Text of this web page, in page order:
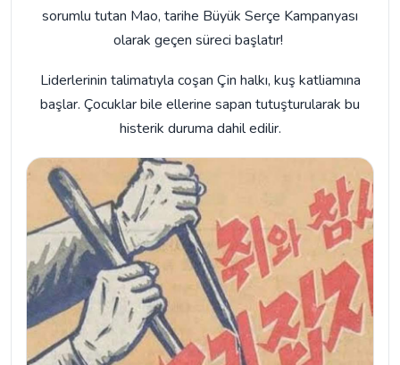
sorumlu tutan Mao, tarihe Büyük Serçe Kampanyası
olarak geçen süreci başlatır!
Liderlerinin talimatıyla coşan Çin halkı, kuş katliamına
başlar. Çocuklar bile ellerine sapan tutuşturularak bu
histerik duruma dahil edilir.